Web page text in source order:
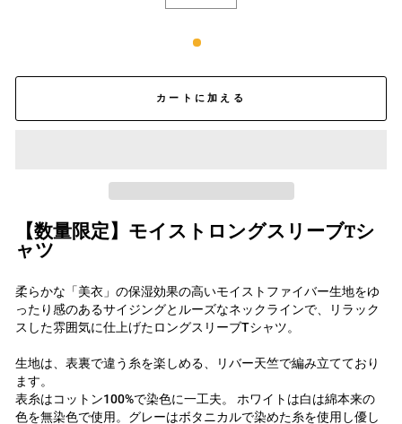
カートに加える
【数量限定】 モイストロングスリーブTシ
ャツ
柔らかな「美衣」の保湿効果の高いモイストファイバー生地をゆ
ったり感のあるサイジングとルーズなネックラインで、リラック
スした雰囲気に仕上げたロングスリーブTシャツ。
生地は、表裏で違う糸を楽しめる、リバー天竺で編み立てており
ます。
表糸はコットン100%で染色に一工夫。 ホワイトは白は綿本来の
色を無染色で使用。グレーはボタニカルで染めた糸を使用し優し